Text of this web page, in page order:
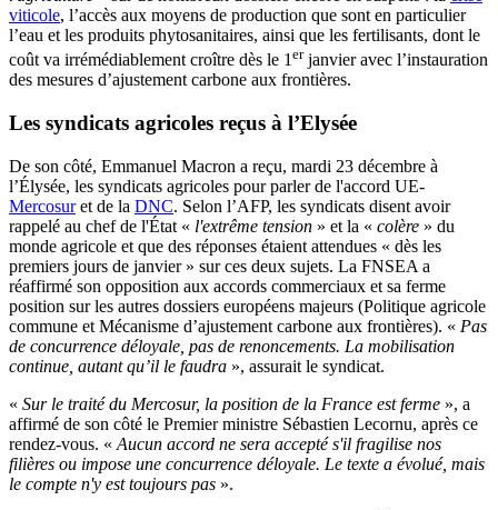
viticole, l’accès aux moyens de production que sont en particulier
l’eau et les produits phytosanitaires, ainsi que les fertilisants, dont le
coût va irrémédiablement croître dès le 1 erjanvier avec l’instauration
des mesures d’ajustement carbone aux frontières.
Les syndicats agricoles reçus à l’Elysée
De son côté, Emmanuel Macron a reçu, mardi 23 décembre à
l’Élysée, les syndicats agricoles pour parler de l'accord UE-
Mercosuret de la DNC. Selon l’AFP, les syndicats disent avoir
rappelé au chef de l'État « l'extrême tension » et la « colère » du
monde agricole et que des réponses étaient attendues « dès les
premiers jours de janvier » sur ces deux sujets. La FNSEA a
réaffirmé son opposition aux accords commerciaux et sa ferme
position sur les autres dossiers européens majeurs (Politique agricole
commune et Mécanisme d’ajustement carbone aux frontières). « Pas
de concurrence déloyale, pas de renoncements. La mobilisation
continue, autant qu’il le faudra », assurait le syndicat.
« Sur le traité du Mercosur, la position de la France est ferme », a
affirmé de son côté le Premier ministre Sébastien Lecornu, après ce
rendez-vous. « Aucun accord ne sera accepté s'il fragilise nos
filières ou impose une concurrence déloyale. Le texte a évolué, mais
le compte n'y est toujours pas ».